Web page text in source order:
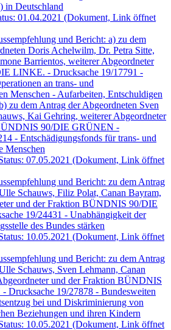
in Deutschland
01.04.2021 (Dokument, Link öffnet
und Bericht: a) zu dem
Doris Achelwilm, Dr. Petra Sitte,
Barrientos, weiterer Abgeordneter
LINKE. - Drucksache 19/17791 -
an trans- und
Menschen - Aufarbeiten, Entschuldigen
zu dem Antrag der Abgeordneten Sven
Kai Gehring, weiterer Abgeordneter
90/DIE GRÜNEN -
- Entschädigungsfonds für trans- und
Menschen
07.05.2021 (Dokument, Link öffnet
und Bericht: zu dem Antrag
Schauws, Filiz Polat, Canan Bayram,
und der Fraktion BÜNDNIS 90/DIE
19/24431 - Unabhängigkeit der
des Bundes stärken
10.05.2021 (Dokument, Link öffnet
und Bericht: zu dem Antrag
Schauws, Sven Lehmann, Canan
und der Fraktion BÜNDNIS
Drucksache 19/27878 - Bundesweiten
bei und Diskriminierung von
Beziehungen und ihren Kindern
10.05.2021 (Dokument, Link öffnet